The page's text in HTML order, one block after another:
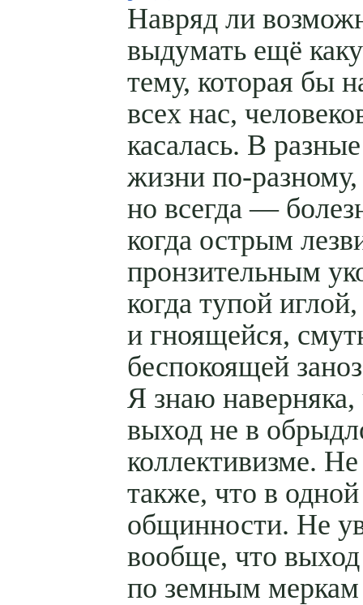
Навряд ли
выдумать ещё
тему, которая бы
всех нас,
касалась. В
жизни по-разному,
но всегда —
когда острым
пронзительным
когда тупой иглой,
и гноящейся,
беспокоящей
Я знаю наверняка,
выход не в
коллективизме.
также, что в
общинности. Не
вообще, что выход
по земным меркам